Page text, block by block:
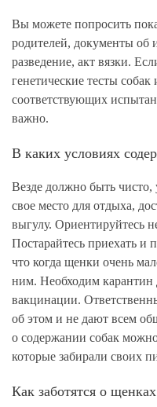
Вы можете попросить
родителей, документы об
разведение, акт вязки.
генетические тесты
соответствующих
важно.
В каких условиях
Везде должно быть
свое место для отдыха,
выгулу. Ориентируйтесь
Постарайтесь приехать и
что когда щенки очень
ним. Необходим
вакцинации.
об этом и не дают всем
о содержании собак
которые забирали своих
Как заботятся о щенках